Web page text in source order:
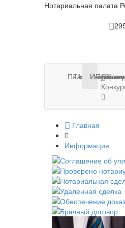
Нотариальная палата
Палата
Тарифы
Нотариусы
Новости
Главная
Информация